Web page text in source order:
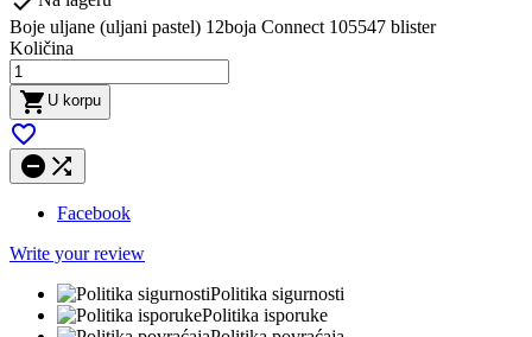
Boje uljane (uljani pastel) 12boja Connect 105547 blister
Količina
 U korpu

 
Facebook
Write your review
Politika sigurnosti
Politika isporuke